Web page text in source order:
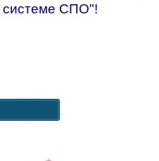
системе СПО"!